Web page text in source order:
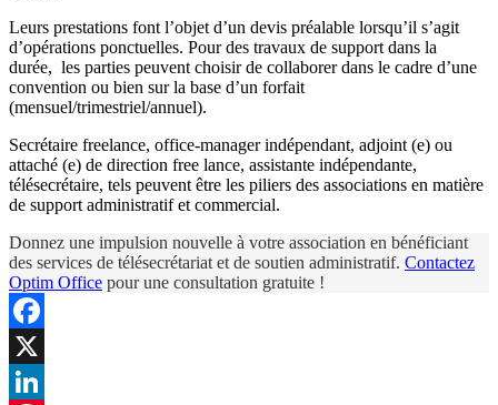
Leurs prestations font l’objet d’un devis préalable lorsqu’il s’agit
d’opérations ponctuelles. Pour des travaux de support dans la
durée, les parties peuvent choisir de collaborer dans le cadre d’une
convention ou bien sur la base d’un forfait
(mensuel/trimestriel/annuel).
Secrétaire freelance, office-manager indépendant, adjoint (e) ou
attaché (e) de direction free lance, assistante indépendante,
télésecrétaire, tels peuvent être les piliers des associations en matière
de support administratif et commercial.
Donnez une impulsion nouvelle à votre association en bénéficiant
des services de télésecrétariat et de soutien administratif. Contactez
Optim Office pour une consultation gratuite !
Facebook
X